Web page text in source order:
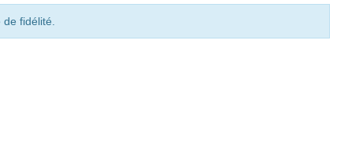
fidélité.